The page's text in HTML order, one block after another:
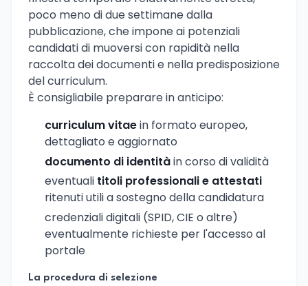
poco meno di due settimane dalla
pubblicazione, che impone ai potenziali
candidati di muoversi con rapidità nella
raccolta dei documenti e nella predisposizione
del curriculum.
È consigliabile preparare in anticipo:
curriculum vitaein formato europeo,
dettagliato e aggiornato
documento di identitàin corso di validità
eventuali titoli professionali e attestati
ritenuti utili a sostegno della candidatura
credenziali digitali (SPID, CIE o altre)
eventualmente richieste per l'accesso al
portale
La procedura di selezione